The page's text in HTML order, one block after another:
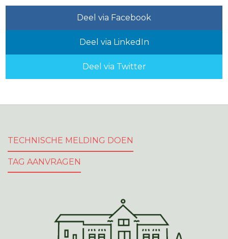
Deel via Facebook
Deel via LinkedIn
Deel via Twitter
TECHNISCHE MELDING DOEN
TAG AANVRAGEN